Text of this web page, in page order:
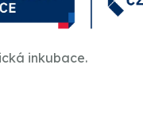
inkubace.